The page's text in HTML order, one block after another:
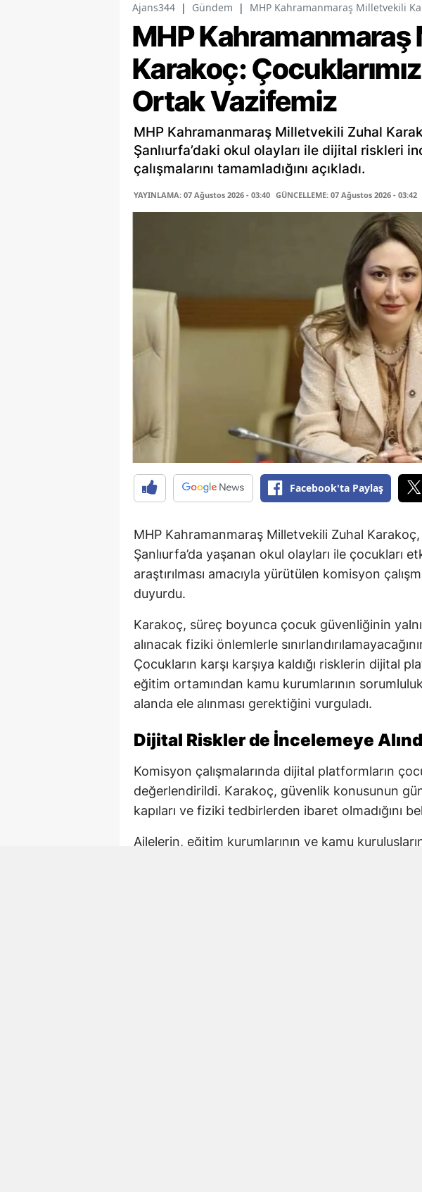
Ajans344 | Gündem | MHP Kahramanmaraş Milletvekili
MHP
Karakoç:
Ortak Vazifemiz
MHP Kahramanmaraş Milletvekili Zuhal
Şanlıurfa’daki okul olayları ile dijital riskleri
çalışmalarını tamamladığını açıkladı.
YAYINLAMA: 07 Ağustos 2026 - 03:40 GÜNCELLEME: 07 Ağustos 2026 - 03:42
Facebook'ta Paylaş
MHP Kahramanmaraş Milletvekili Zuhal
Şanlıurfa’da yaşanan okul olayları ile çocukları
araştırılması amacıyla yürütülen komisyon
duyurdu.
Karakoç, süreç boyunca çocuk güvenliğinin
alınacak fiziki önlemlerle
Çocukların karşı karşıya kaldığı risklerin dijital
eğitim ortamından kamu kurumlarının
alanda ele alınması gerektiğini vurguladı.
Dijital Riskler de İncelemeye
Komisyon çalışmalarında dijital platformların
değerlendirildi. Karakoç, güvenlik konusunun
kapıları ve fiziki tedbirlerden ibaret olmadığını
Ailelerin, eğitim kurumlarının ve kamu